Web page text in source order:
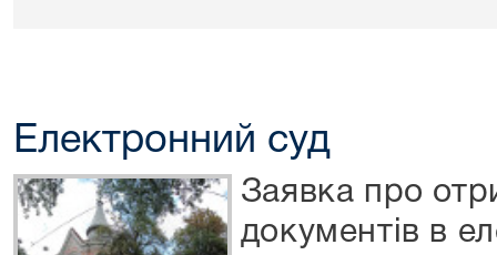
Електронний суд
Заявка про
документів в